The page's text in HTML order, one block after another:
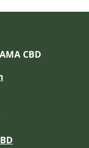
CBD